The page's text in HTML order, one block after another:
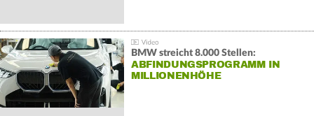
BMW streicht 8.000 Stellen:
ABFINDUNGSPROGRAMM IN
MILLIONENHÖHE